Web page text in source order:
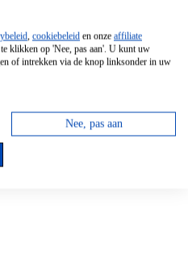
, cookiebeleid en onze affiliate
klikken op 'Nee, pas aan'. U kunt uw
of intrekken via de knop linksonder in uw
Nee, pas aan